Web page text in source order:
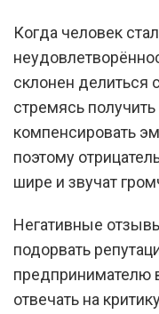
Когда человек
склонен делиться
стремясь
компенсировать
поэтому
шире и звучат
Негативные
подорвать
предпринимателю
отвечать на